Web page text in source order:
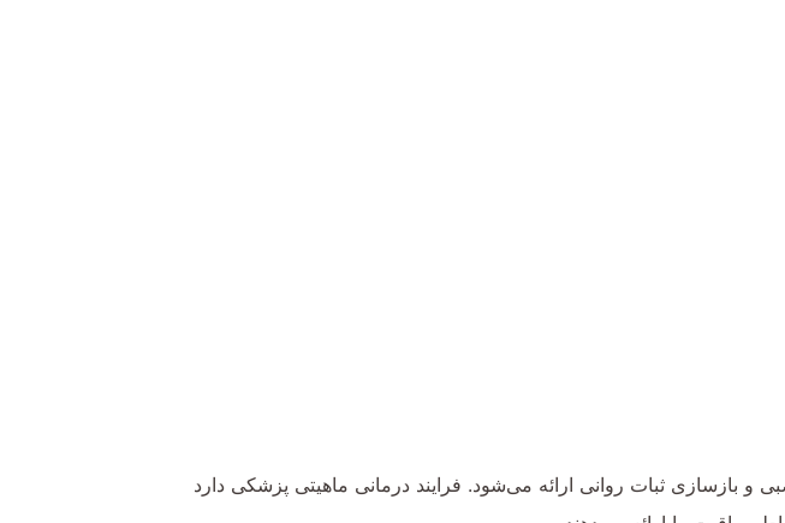
ثبات روانی ارائه می‌شود. فرایند درمانی ماهیتی پزشکی دارد